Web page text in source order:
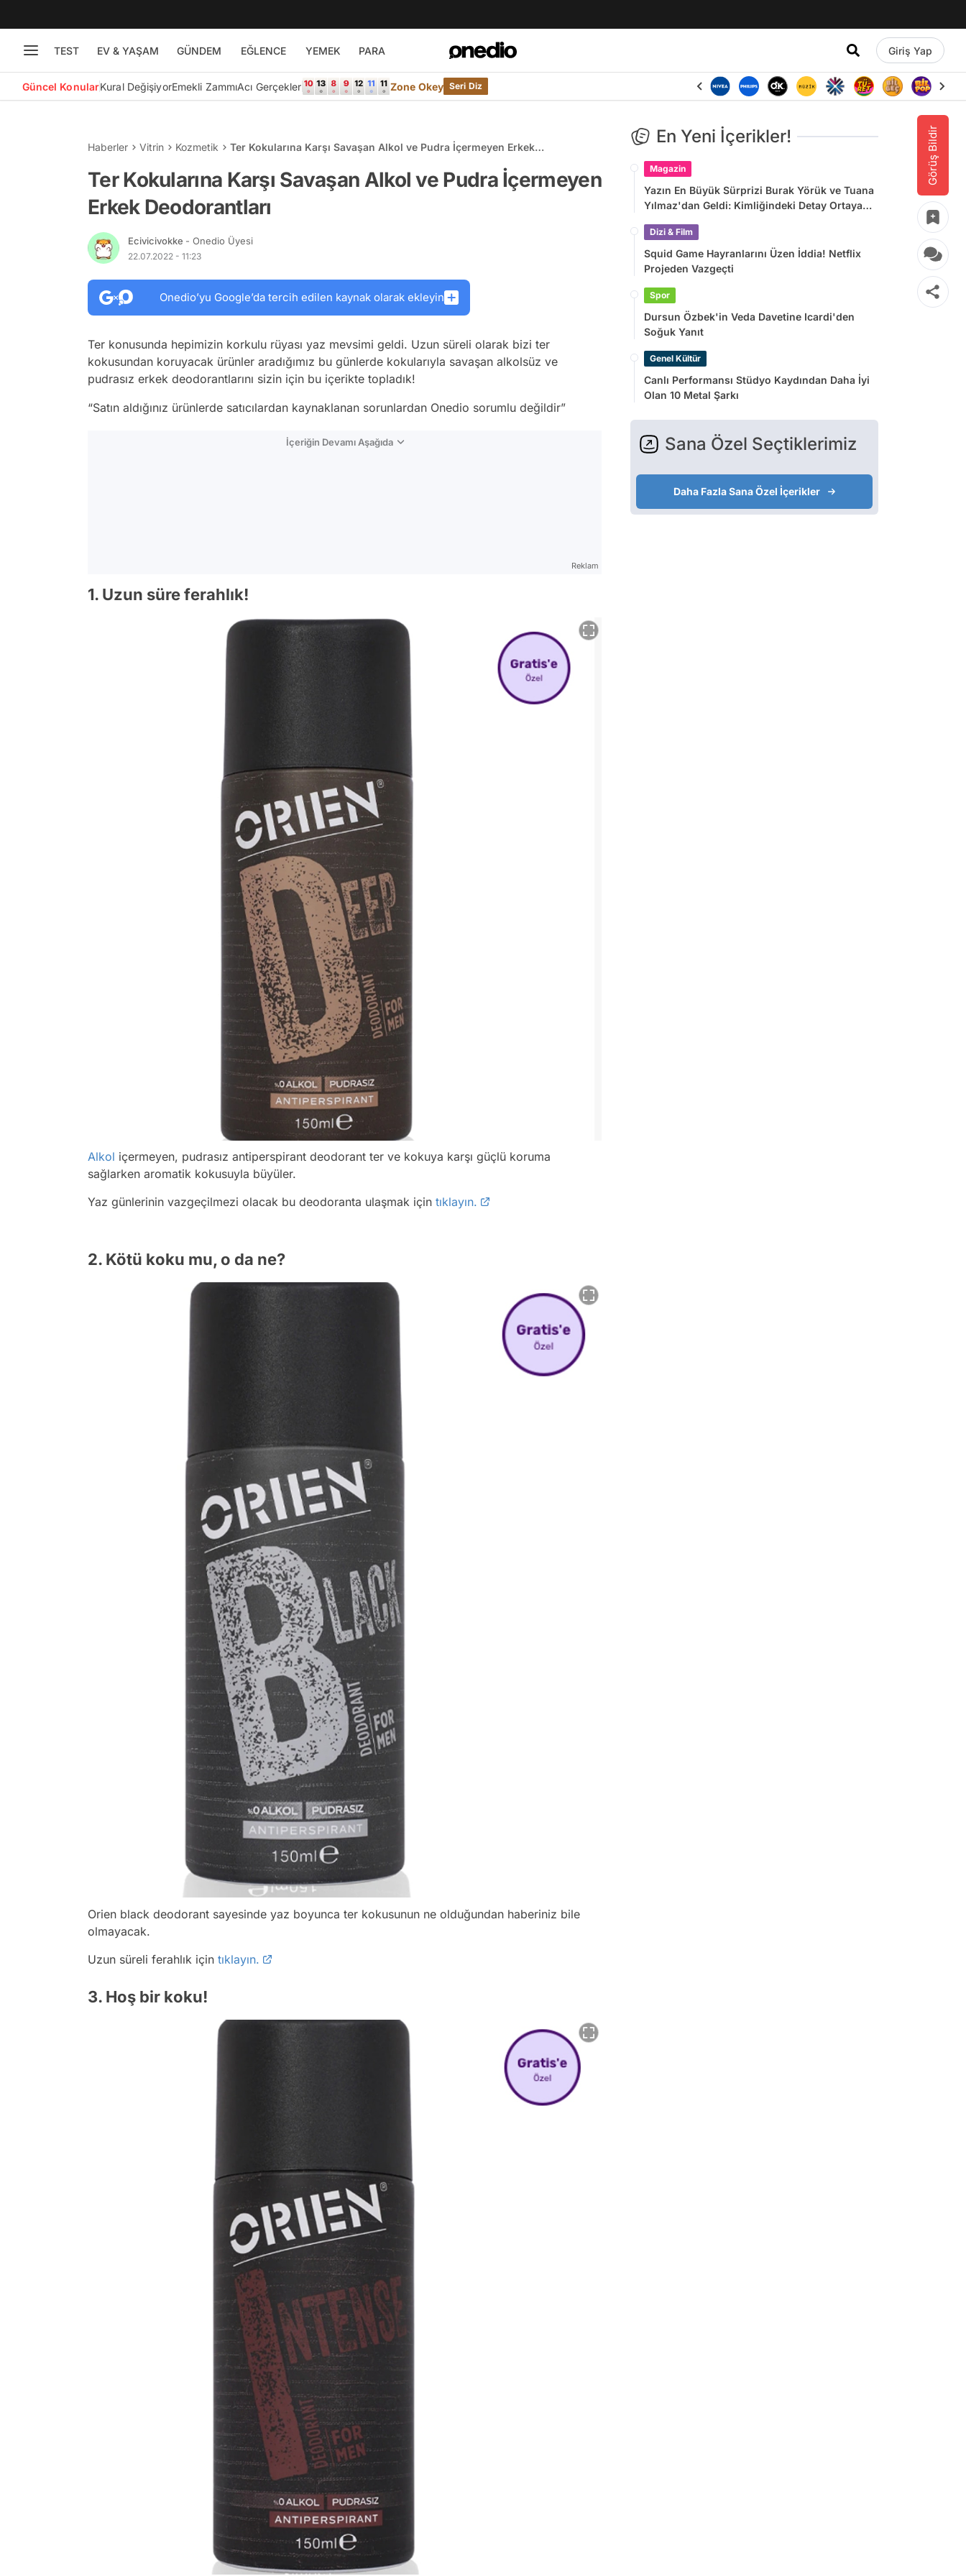
TEST EV & YAŞAM GÜNDEM EĞLENCE YEMEK PARA Giriş Yap
Güncel KonularKural DeğişiyorEmekli ZammıAcı Gerçekler Zone Okey Seri Diz
Görüş Bildir
Haberler Vitrin Kozmetik
Ter Kokularına Karşı Savaşan Alkol ve Pudra İçermeyen Erkek
Ter Kokularına Karşı Savaşan Alkol ve Pudra İçermeyen
Erkek Deodorantları
Ecivicivokke - Onedio Üyesi
22.07.2022 - 11:23
Onedio’yu Google’da tercih edilen kaynak olarak ekleyin
Ter konusunda hepimizin korkulu rüyası yaz mevsimi geldi. Uzun süreli olarak bizi ter
kokusundan koruyacak ürünler aradığımız bu günlerde kokularıyla savaşan alkolsüz ve
pudrasız erkek deodorantlarını sizin için bu içerikte topladık!
“Satın aldığınız ürünlerde satıcılardan kaynaklanan sorunlardan Onedio sorumlu değildir”
İçeriğin Devamı Aşağıda
Reklam
1. Uzun süre ferahlık!
Alkol içermeyen, pudrasız antiperspirant deodorant ter ve kokuya karşı güçlü koruma
sağlarken aromatik kokusuyla büyüler.
Yaz günlerinin vazgeçilmezi olacak bu deodoranta ulaşmak için tıklayın.
2. Kötü koku mu, o da ne?
Orien black deodorant sayesinde yaz boyunca ter kokusunun ne olduğundan haberiniz bile
olmayacak.
Uzun süreli ferahlık için tıklayın.
3. Hoş bir koku!
En Yeni İçerikler!
Magazin
Yazın En Büyük Sürprizi Burak Yörük ve Tuana
Yılmaz'dan Geldi: Kimliğindeki Detay Ortaya
Dizi & Film
Squid Game Hayranlarını Üzen İddia! Netflix
Projeden Vazgeçti
Spor
Dursun Özbek'in Veda Davetine Icardi'den
Soğuk Yanıt
Genel Kültür
Canlı Performansı Stüdyo Kaydından Daha İyi
Olan 10 Metal Şarkı
Sana Özel Seçtiklerimiz
Daha Fazla Sana Özel İçerikler